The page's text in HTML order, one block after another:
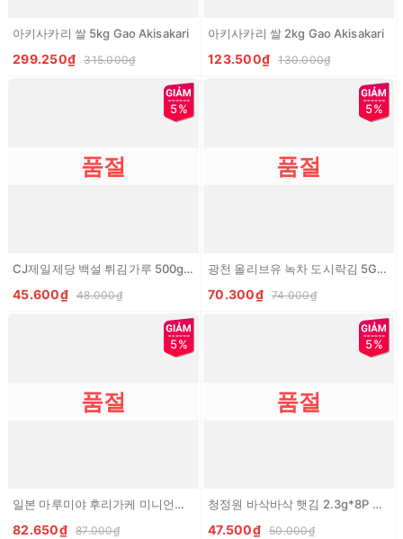
아키사카리 쌀 5kg Gao Akisakari
299.250₫ 315.000₫
아키사카리 쌀 2kg Gao Akisakari
123.500₫ 130.000₫
5%
품절
CJ제일제당 백설 튀김가루 500g CJ BEKSUL Bot chien
45.600₫ 48.000₫
5%
품절
광천 올리브유 녹차 도시락김 5G*9 KC Rong bien an lien tam dau olive tra xanh
70.300₫ 74.000₫
5%
품절
일본 마루미야 후리가케 미니언즈 스프링클 2.5g*20개입 50g MARUMIYA Furikake Gia vi rac com minion
82.650₫ 87.000₫
5%
품절
청정원 바삭바삭 햇김 2.3g*8P CJW La kim an lien gion
47.500₫ 50.000₫